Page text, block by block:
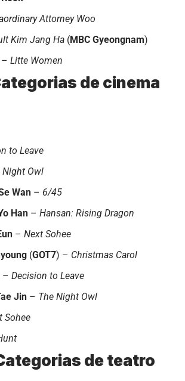
Attorney Woo
Kim Jang Ha (MBC Gyeongnam)
– Litte Women
de cinema
to Leave
Night Owl
Wan – 6/45
Han – Hansan: Rising Dragon
– Next Sohee
(GOT7) – Christmas Carol
– Decision to Leave
Jin – The Night Owl
Sohee
de teatro